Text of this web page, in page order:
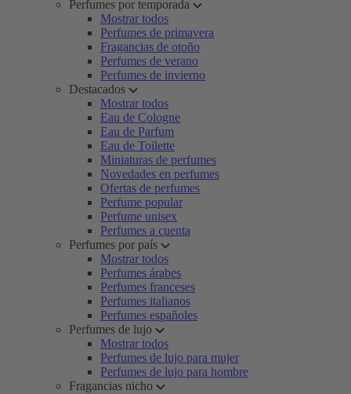
Perfumes por temporada
Mostrar todos
Perfumes de primavera
Fragancias de otoño
Perfumes de verano
Perfumes de invierno
Destacados
Mostrar todos
Eau de Cologne
Eau de Parfum
Eau de Toilette
Miniaturas de perfumes
Novedades en perfumes
Ofertas de perfumes
Perfume popular
Perfume unisex
Perfumes a cuenta
Perfumes por país
Mostrar todos
Perfumes árabes
Perfumes franceses
Perfumes italianos
Perfumes españoles
Perfumes de lujo
Mostrar todos
Perfumes de lujo para mujer
Perfumes de lujo para hombre
Fragancias nicho